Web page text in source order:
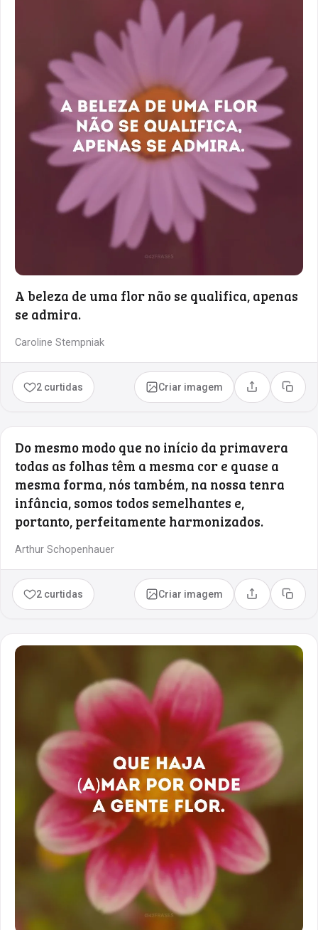
A beleza de uma flor não se qualifica, apenas
se admira.
Caroline Stempniak
2 curtidas Criar imagem Compartilhar
Copiar
Do mesmo modo que no início da primavera
todas as folhas têm a mesma cor e quase a
mesma forma, nós também, na nossa tenra
infância, somos todos semelhantes e,
portanto, perfeitamente harmonizados.
Arthur Schopenhauer
2 curtidas Criar imagem Compartilhar
Copiar